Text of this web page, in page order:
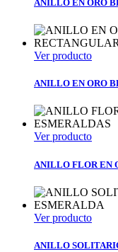
ANILLO EN ORO
Ver producto
ANILLO EN ORO
Ver producto
ANILLO FLOR EN
Ver producto
ANILLO